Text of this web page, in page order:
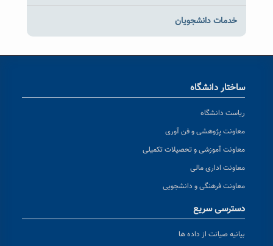
خدمات دانشجویان
ساختار دانشگاه
ریاست دانشگاه
معاونت پژوهشی و فن آوری
معاونت آموزشی و تحصیلات تکمیلی
معاونت اداری مالی
معاونت فرهنگی و دانشجویی
دسترسی سریع
بیانیه صیانت از داده ها